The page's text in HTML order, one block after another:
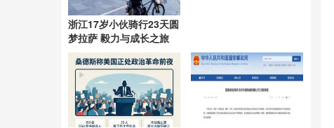
浙江17岁小伙骑行23天圆
梦拉萨 毅力与成长之旅